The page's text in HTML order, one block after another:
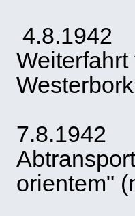
4.8.1942
Westerbork
7.8.1942
orientem"